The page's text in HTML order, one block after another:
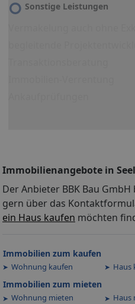
Sonstige Leistungen
Immobilienangebote in
Der Anbieter BBK Bau
gern über das
ein Haus kaufen möchten
Immobilien zum kaufen
Wohnung kaufen Haus
Immobilien zum mieten
Wohnung mieten Haus